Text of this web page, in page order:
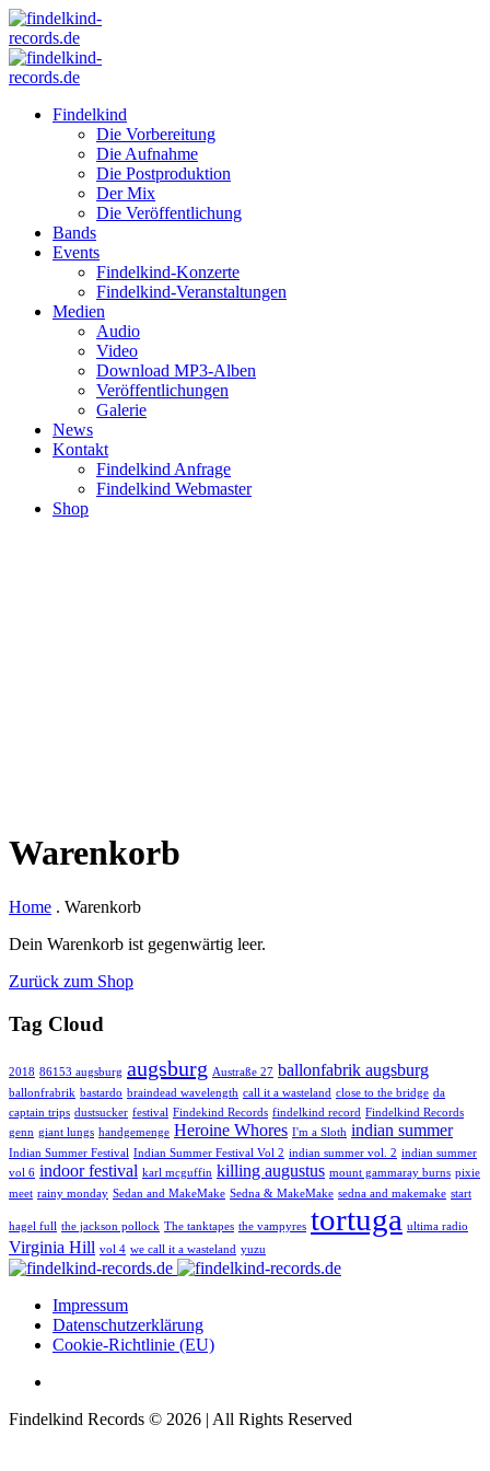
Findelkind
Die Vorbereitung
Die Aufnahme
Die Postproduktion
Der Mix
Die Veröffentlichung
Bands
Events
Findelkind-Konzerte
Findelkind-Veranstaltungen
Medien
Audio
Video
Download MP3-Alben
Veröffentlichungen
Galerie
News
Kontakt
Findelkind Anfrage
Findelkind Webmaster
Shop
Warenkorb
Home . Warenkorb
Dein Warenkorb ist gegenwärtig leer.
Zurück zum Shop
Tag Cloud
2018 86153 augsburg augsburg Austraße 27 ballonfabrik augsburg
ballonfrabrik bastardo braindead wavelength call it a wasteland close to the bridge da
captain trips dustsucker festival Findekind Records findelkind record Findelkind Records
genn giant lungs handgemenge Heroine Whores I'm a Sloth indian summer
Indian Summer Festival Indian Summer Festival Vol 2 indian summer vol. 2 indian summer
vol 6 indoor festival karl mcguffin killing augustus mount gammaray burns pixie
meet rainy monday Sedan and MakeMake Sedna & MakeMake sedna and makemake start
hagel full the jackson pollock The tanktapes the vampyres tortuga ultima radio
Virginia Hill vol 4 we call it a wasteland yuzu
Impressum
Datenschutzerklärung
Cookie-Richtlinie (EU)
Findelkind Records © 2026 | All Rights Reserved